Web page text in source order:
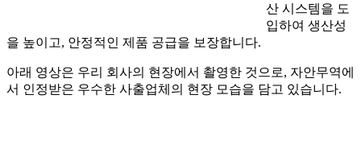
산 시스템을 도
입하여 생산성
을 높이고, 안정적인 제품 공급을 보장합니다.
아래 영상은 우리 회사의 현장에서 촬영한 것으로, 자안무역에
서 인정받은 우수한 사출업체의 현장 모습을 담고 있습니다.